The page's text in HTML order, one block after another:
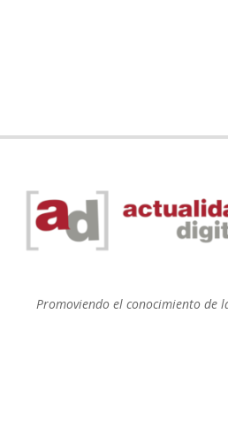
Promoviendo el conocimiento de